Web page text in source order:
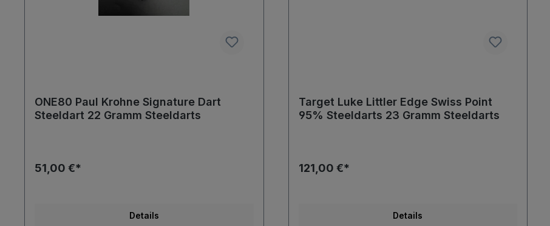
ONE80 Paul Krohne Signature Dart
Steeldart 22 Gramm Steeldarts
51,00 €*
Details
Target Luke Littler Edge Swiss Point
95% Steeldarts 23 Gramm Steeldarts
121,00 €*
Details